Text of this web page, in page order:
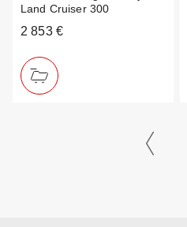
Land Cruiser 300
2 853 €